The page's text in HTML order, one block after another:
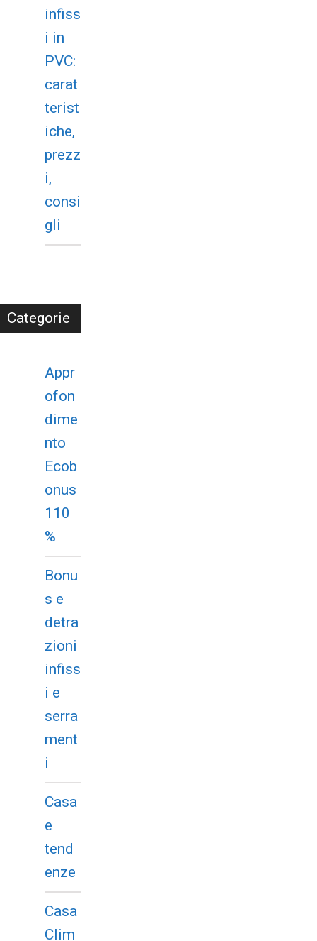
infiss
i in
PVC:
carat
terist
iche,
prezz
i,
consi
gli
Categorie
Appr
ofon
dime
nto
Ecob
onus
110
%
Bonu
s e
detra
zioni
infiss
i e
serra
ment
i
Casa
e
tend
enze
Casa
Clim